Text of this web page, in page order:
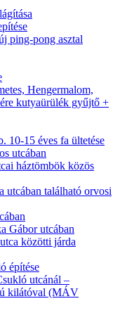
ping-pong asztal
Hengermalom,
kutyaürülék gyűjtő +
10-15 éves fa ültetése
utcában
háztömbök közös
utcában található orvosi
Gábor utcában
közötti járda
építése
utcánál –
kilátóval (MÁV